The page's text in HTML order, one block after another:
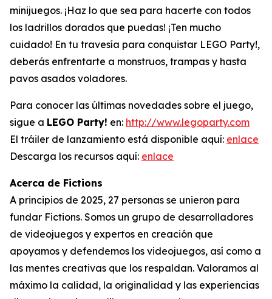
minijuegos. ¡Haz lo que sea para hacerte con todos
los ladrillos dorados que puedas! ¡Ten mucho
cuidado! En tu travesía para conquistar LEGO Party!,
deberás enfrentarte a monstruos, trampas y hasta
pavos asados voladores.
Para conocer las últimas novedades sobre el juego,
sigue a LEGO Party! en: http://www.legoparty.com
El tráiler de lanzamiento está disponible aquí: enlace
Descarga los recursos aquí: enlace
Acerca de Fictions
A principios de 2025, 27 personas se unieron para
fundar Fictions. Somos un grupo de desarrolladores
de videojuegos y expertos en creación que
apoyamos y defendemos los videojuegos, así como a
las mentes creativas que los respaldan. Valoramos al
máximo la calidad, la originalidad y las experiencias